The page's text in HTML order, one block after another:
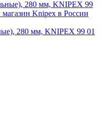
280 мм, KNIPEX 99 01